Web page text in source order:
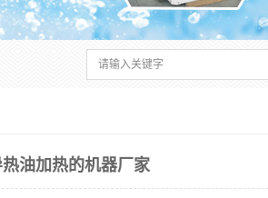
油加热的机器厂家